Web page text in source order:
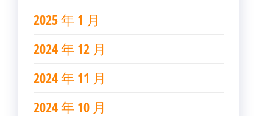
2025 年 1 月
2024 年 12 月
2024 年 11 月
2024 年 10 月